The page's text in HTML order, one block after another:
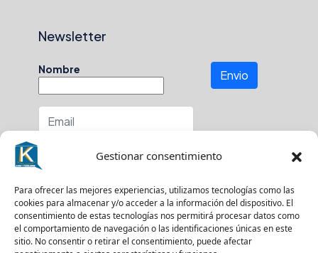
Gestionar consentimiento
Para ofrecer las mejores experiencias, utilizamos tecnologías como las
cookies para almacenar y/o acceder a la información del dispositivo. El
consentimiento de estas tecnologías nos permitirá procesar datos como
el comportamiento de navegación o las identificaciones únicas en este
sitio. No consentir o retirar el consentimiento, puede afectar
Newsletter
Nombre
En que zona buscas?
Envio
Suscríbase a nuestro boletín para recibir